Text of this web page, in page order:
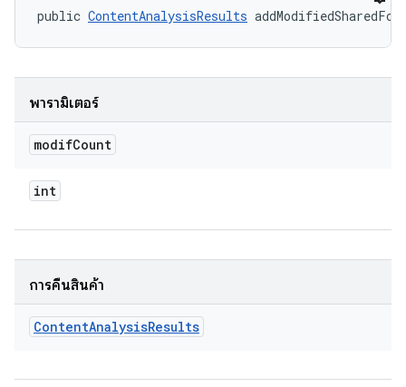
public ContentAnalysisResults
พารามิเตอร์
modifCount
int
การคืนสินค้า
ContentAnalysisResults